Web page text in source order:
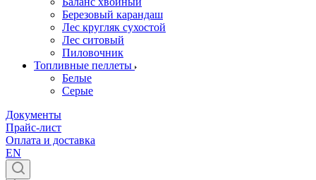
Березовый карандаш
Лес кругляк сухостой
Лес ситовый
Пиловочник
Топливные пеллеты
Белые
Серые
Документы
Прайс-лист
Оплата и доставка
EN